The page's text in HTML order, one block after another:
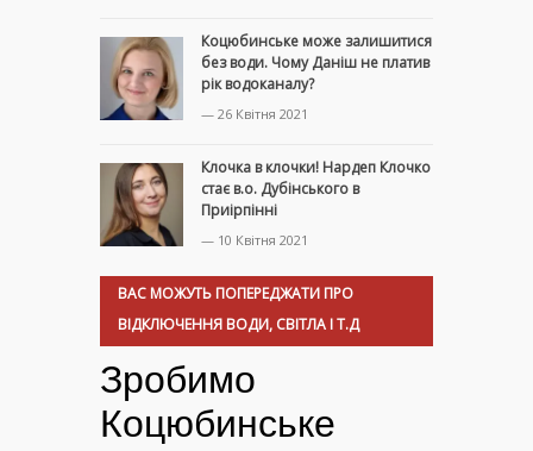
Коцюбинське може залишитися
без води. Чому Даніш не платив
рік водоканалу?
— 26 Квітня 2021
Клочка в клочки! Нардеп Клочко
стає в.о. Дубінського в
Приірпінні
— 10 Квітня 2021
ВАС МОЖУТЬ ПОПЕРЕДЖАТИ ПРО
ВІДКЛЮЧЕННЯ ВОДИ, СВІТЛА І Т.Д